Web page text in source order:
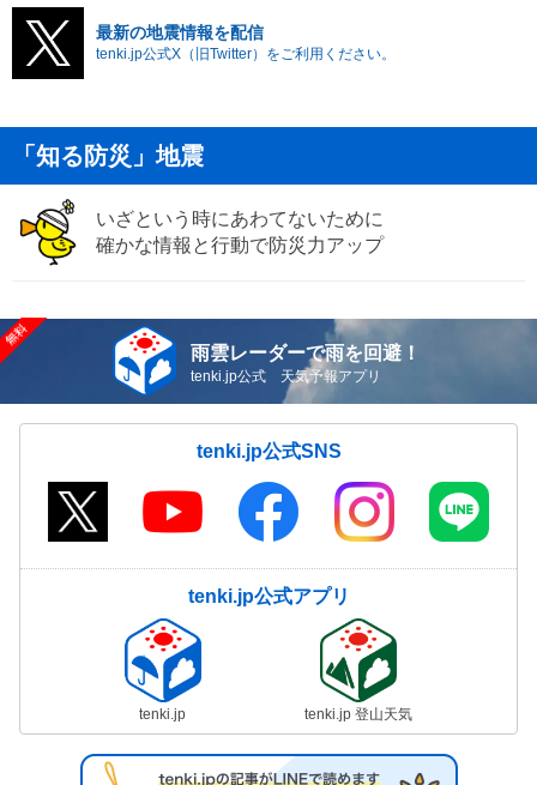
最新の地震情報を配信
tenki.jp公式X（旧Twitter）をご利用ください。
「知る防災」地震
いざという時にあわてないために
確かな情報と行動で防災力アップ
雨雲レーダーで雨を回避！
tenki.jp公式 天気予報アプリ
tenki.jp公式SNS
tenki.jp公式アプリ
tenki.jp tenki.jp 登山天気